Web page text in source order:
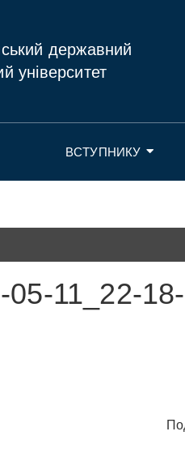
державний
університет
ВСТУПНИКУ
05-11_22-